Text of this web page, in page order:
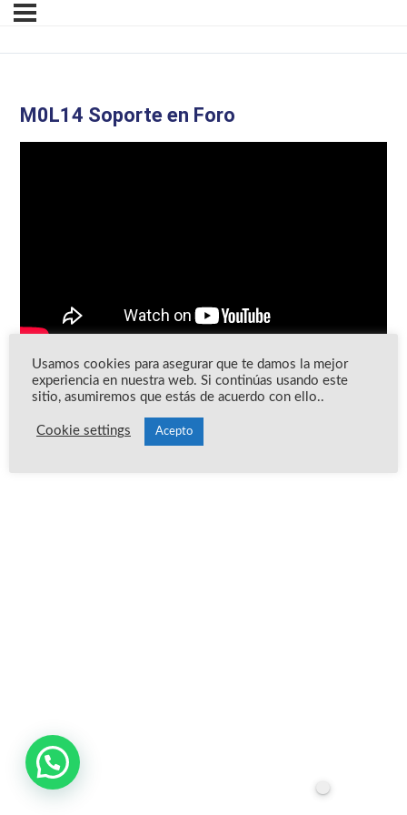
M0L14 Soporte en Foro
Usamos cookies para asegurar que te damos la mejor
experiencia en nuestra web. Si continúas usando este
sitio, asumiremos que estás de acuerdo con ello..
Cookie settings Acepto